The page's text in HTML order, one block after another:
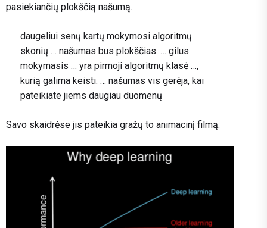
pasiekiančių plokščią našumą.
daugeliui senų kartų mokymosi algoritmų
skonių … našumas bus plokščias. … gilus
mokymasis … yra pirmoji algoritmų klasė …,
kurią galima keisti. … našumas vis gerėja, kai
pateikiate jiems daugiau duomenų
Savo skaidrėse jis pateikia gražų to animacinį filmą: